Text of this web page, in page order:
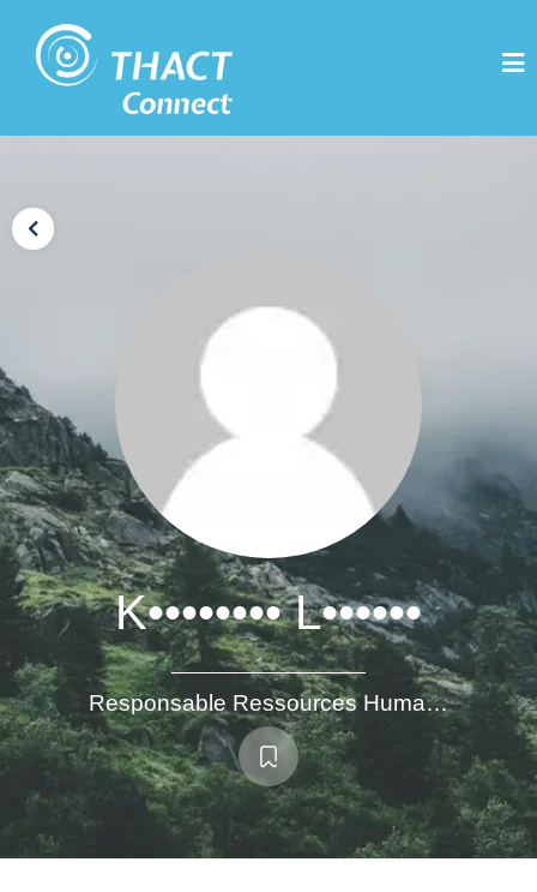
K•••••••• L••••••
Responsable Ressources Humaines